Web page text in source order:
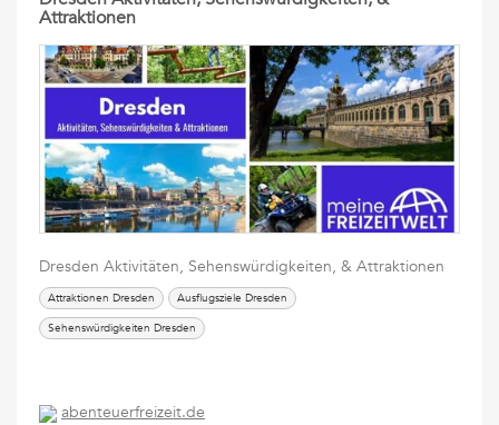
Attraktionen
Dresden Aktivitäten, Sehenswürdigkeiten, & Attraktionen
Attraktionen Dresden
Ausflugsziele Dresden
Sehenswürdigkeiten Dresden
abenteuerfreizeit.de